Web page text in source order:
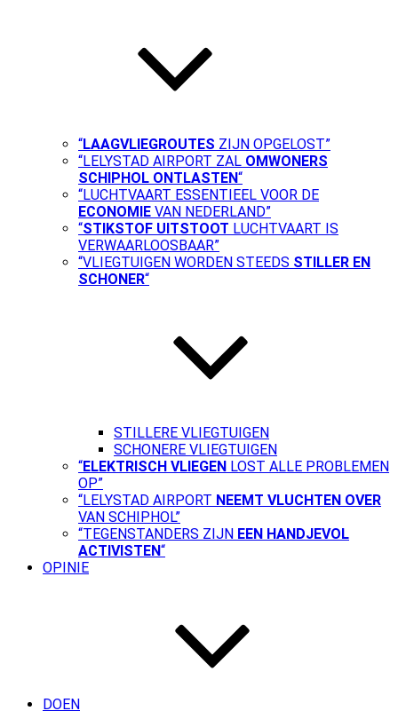
“LAAGVLIEGROUTES ZIJN OPGELOST”
“LELYSTAD AIRPORT ZAL OMWONERS
SCHIPHOL ONTLASTEN“
“LUCHTVAART ESSENTIEEL VOOR DE
ECONOMIE VAN NEDERLAND”
“STIKSTOF UITSTOOT LUCHTVAART IS
VERWAARLOOSBAAR”
“VLIEGTUIGEN WORDEN STEEDS STILLER EN
SCHONER“
STILLERE VLIEGTUIGEN
SCHONERE VLIEGTUIGEN
“ELEKTRISCH VLIEGEN LOST ALLE PROBLEMEN
OP”
“LELYSTAD AIRPORT NEEMT VLUCHTEN OVER
VAN SCHIPHOL”
“TEGENSTANDERS ZIJN EEN HANDJEVOL
ACTIVISTEN“
OPINIE
DOEN